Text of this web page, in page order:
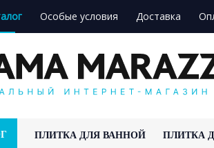
Особые условия Доставка
ПЛИТКА ДЛЯ ВАННОЙ ПЛИТКА